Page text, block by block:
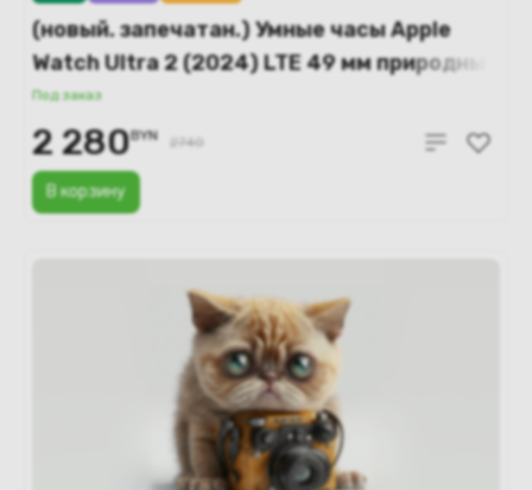
(новый. запечатан.) Умные часы Apple
Watch Ultra 2 (2024) LTE 49 мм природный
титановый корпус/природный ремешок
миланская петля – L (MX5T3)
Под заказ
В корзину
2 280BYN 2740